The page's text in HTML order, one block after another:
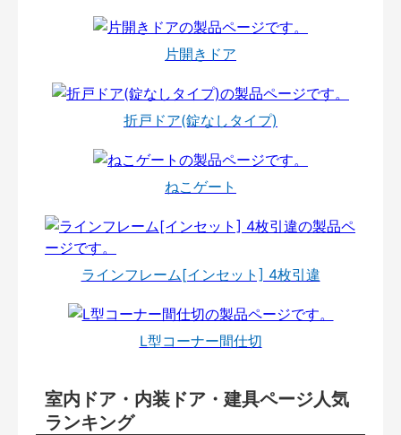
片開きドア
折戸ドア(錠なしタイプ)
ねこゲート
ラインフレーム[インセット] 4枚引違
L型コーナー間仕切
室内ドア・内装ドア・建具ページ人気
ランキング